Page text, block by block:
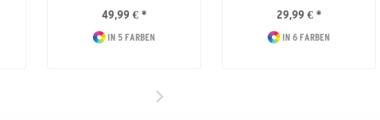
49,99 € *
IN 5 FARBEN
29,99 € *
IN 6 FARBEN